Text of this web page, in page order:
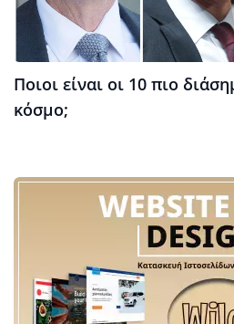
Ποιοι είναι οι 10 πιο
κόσμο;